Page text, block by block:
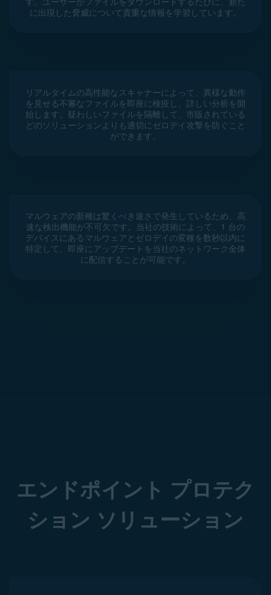
に出現した脅威について貴重な情報を学習しています。
リアルタイムの高性能なスキャナーによって、異様な動作
を見せる不審なファイルを即座に検疫し、詳しい分析を開
始します。疑わしいファイルを隔離して、市販されている
どのソリューションよりも適切にゼロデイ攻撃を防ぐこと
ができます。
マルウェアの新種は驚くべき速さで発生しているため、高
速な検出機能が不可欠です。当社の技術によって、1 台の
デバイスにあるマルウェアとゼロデイの変種を数秒以内に
特定して、即座にアップデートを当社のネットワーク全体
に配信することが可能です。
エンドポイント プロテク
ション ソリューション